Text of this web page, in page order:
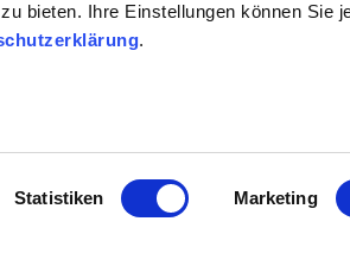
bieten. Ihre Einstellungen können Sie
.
Statistiken Marketing